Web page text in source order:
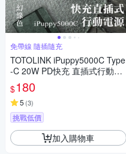
免帶線 隨插隨充
TOTOLINK iPuppy5000C Type
-C 20W PD快充 直插式行動電
源 口袋電源 免傳輸線(安卓&蘋
果 iPhone15 以上專用)-幻綠
$180
5 (3)
挑戰低價
加入購物車